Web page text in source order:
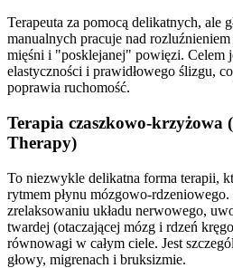
Terapeuta za pomocą delikatnych, ale
manualnych pracuje nad
mięśni i "posklejanej" powięzi. Celem
elastyczności i prawidłowego ślizgu,
poprawia ruchomość.
Terapia czaszkowo-krzyżowa
Therapy)
To niezwykle delikatna forma terapii,
rytmem płynu mózgowo-rdzeniowego.
zrelaksowaniu układu nerwowego,
twardej (otaczającej mózg i rdzeń
równowagi w całym ciele. Jest
głowy, migrenach i bruksizmie.